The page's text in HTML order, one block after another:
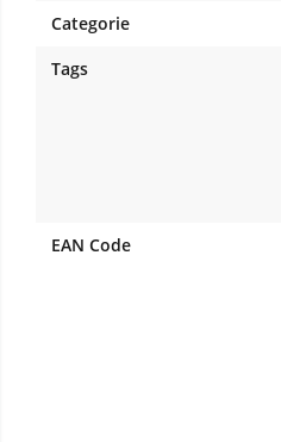
Categorie
Tags
EAN Code